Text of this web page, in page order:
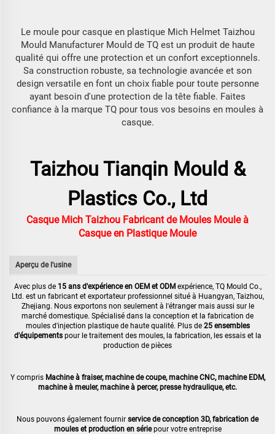
Le moule pour casque en plastique Mich Helmet Taizhou
Mould Manufacturer Mould de TQ est un produit de haute
qualité qui offre une protection et un confort exceptionnels.
Sa construction robuste, sa technologie avancée et son
design versatile en font un choix fiable pour toute personne
ayant besoin d'une protection de la tête fiable. Faites
confiance à la marque TQ pour tous vos besoins en moules à
casque.
Taizhou Tianqin Mould &
Plastics Co., Ltd
Casque Mich Taizhou Fabricant de Moules Moule à
Casque en Plastique Moule
Aperçu de l'usine
Avec plus de 15 ans d'expérience en OEM et ODM expérience, TQ Mould Co.,
Ltd. est un fabricant et exportateur professionnel situé à Huangyan, Taizhou,
Zhejiang. Nous exportons non seulement à l'étranger mais aussi sur le
marché domestique. Spécialisé dans la conception et la fabrication de
moules d'injection plastique de haute qualité. Plus de 25 ensembles
d'équipements pour le traitement des moules, la fabrication, les essais et la
production de pièces
Y compris Machine à fraiser, machine de coupe, machine CNC, machine EDM,
machine à meuler, machine à percer, presse hydraulique, etc.
Nous pouvons également fournir service de conception 3D, fabrication de
moules et production en sériepour votre entreprise